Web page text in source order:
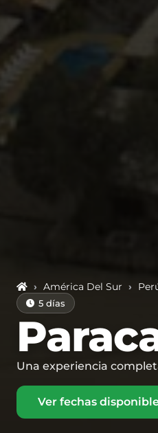
› América Del Sur ›
5 días
Una experiencia
Ver fechas